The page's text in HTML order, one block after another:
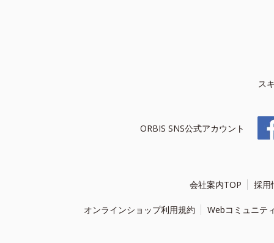
ス
ORBIS SNS公式アカウント
会社案内TOP 採用
オンラインショップ利用規約 Webコミュニテ